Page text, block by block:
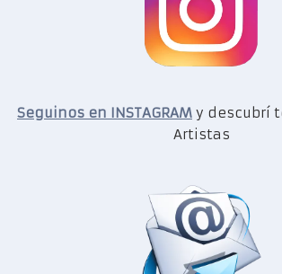
Seguinos en INSTAGRAM y descubrí
Artistas